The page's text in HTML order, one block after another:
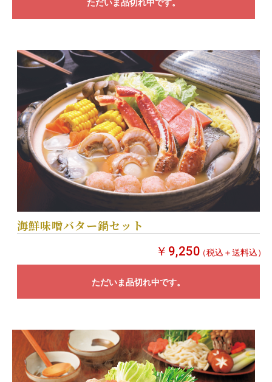
ただいま品切れ中です。
海鮮味噌バター鍋セット
￥9,250（税込＋送料込）
ただいま品切れ中です。